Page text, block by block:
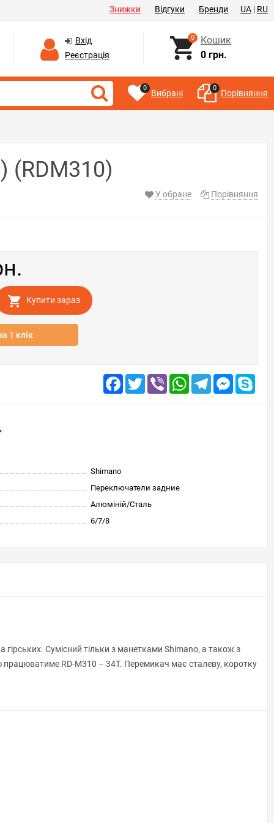
Знижки Відгуки Бренди UA | RU
Вхід
Реєстрація
0
Кошик
0 грн.
0 Вибрані 0 Порівняння
(RDM310)
У обране Порівняння
Купити зараз
1 клік
Facebook
TwitterViber WhatsAppTelegram
Shimano
Переключатели задние
Алюміній/Сталь
6/7/8
гірських. Сумісний тільки з манетками Shimano, а також з
працюватиме RD-M310 – 34T. Перемикач має сталеву, коротку